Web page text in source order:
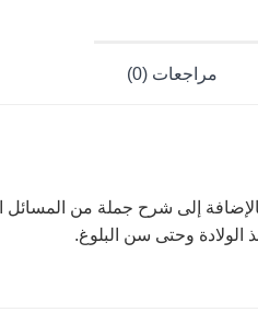
مراجعات (0)
إلى شرح جملة من المسائل
الولادة وحتى سن البلوغ.